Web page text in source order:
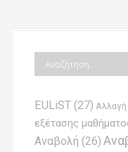
EULiST (27) Αλλαγή
εξέτασης
Αναβολή (26)